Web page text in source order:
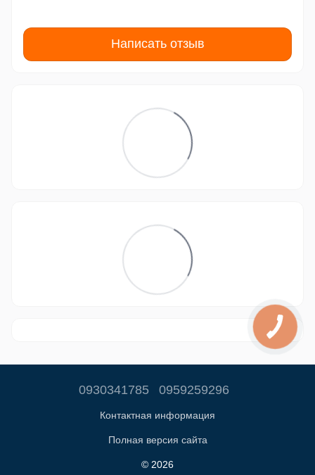
Написать отзыв
0930341785 0959259296
Контактная информация
Полная версия сайта
© 2026